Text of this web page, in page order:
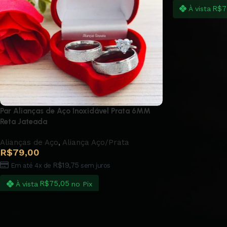
Par Alianças de Aço Inoxidável Prata 6MM
Reta Jateada
Alianças de Aço, Aliança Aço/Prata
R$79,00
Em até 4x de R$19,75 sem juros
À vista R$75,05 no Pix
À vista R$